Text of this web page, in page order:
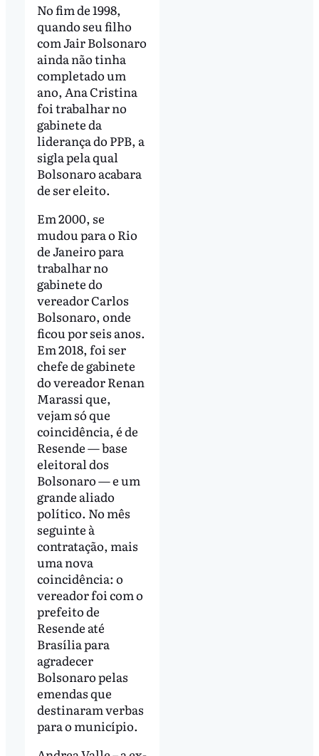
No fim de 1998,
quando seu filho
com Jair Bolsonaro
ainda não tinha
completado um
ano, Ana Cristina
foi trabalhar no
gabinete da
liderança do PPB, a
sigla pela qual
Bolsonaro acabara
de ser eleito.
Em 2000, se
mudou para o Rio
de Janeiro para
trabalhar no
gabinete do
vereador Carlos
Bolsonaro, onde
ficou por seis anos.
Em 2018, foi ser
chefe de gabinete
do vereador Renan
Marassi que,
vejam só que
coincidência, é de
Resende — base
eleitoral dos
Bolsonaro — e um
grande aliado
político. No mês
seguinte à
contratação, mais
uma nova
coincidência: o
vereador foi com o
prefeito de
Resende até
Brasília para
agradecer
Bolsonaro pelas
emendas que
destinaram verbas
para o município.